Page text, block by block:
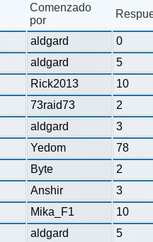
Comenzado
por
aldgard 0
aldgard 5
Rick2013 10
73raid73 2
aldgard 3
Yedom 78
Byte 2
Anshir 3
Mika_F1 10
aldgard 5